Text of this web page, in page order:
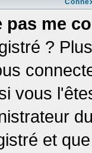
me
?
vous
et